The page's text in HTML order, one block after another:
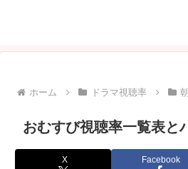
ホーム ドラマ視聴率
おむすび視聴率一覧表と
X
Facebook